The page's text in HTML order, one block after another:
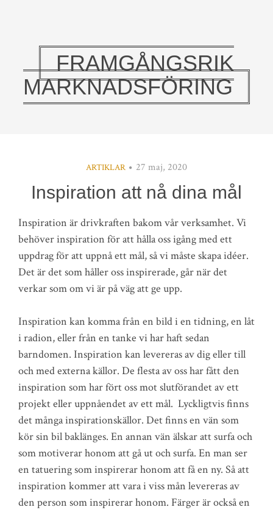
FRAMGÅNGSRIK
MARKNADSFÖRING
ARTIKLAR 27 maj, 2020
Inspiration att nå dina mål
Inspiration är drivkraften bakom vår verksamhet. Vi
behöver inspiration för att hålla oss igång med ett
uppdrag för att uppnå ett mål, så vi måste skapa idéer.
Det är det som håller oss inspirerade, går när det
verkar som om vi är på väg att ge upp.
Inspiration kan komma från en bild i en tidning, en låt
i radion, eller från en tanke vi har haft sedan
barndomen. Inspiration kan levereras av dig eller till
och med externa källor. De flesta av oss har fått den
inspiration som har fört oss mot slutförandet av ett
projekt eller uppnåendet av ett mål. Lyckligtvis finns
det många inspirationskällor. Det finns en vän som
kör sin bil baklänges. En annan vän älskar att surfa och
som motiverar honom att gå ut och surfa. En man ser
en tatuering som inspirerar honom att få en ny. Så att
inspiration kommer att vara i viss mån levereras av
den person som inspirerar honom. Färger är också en